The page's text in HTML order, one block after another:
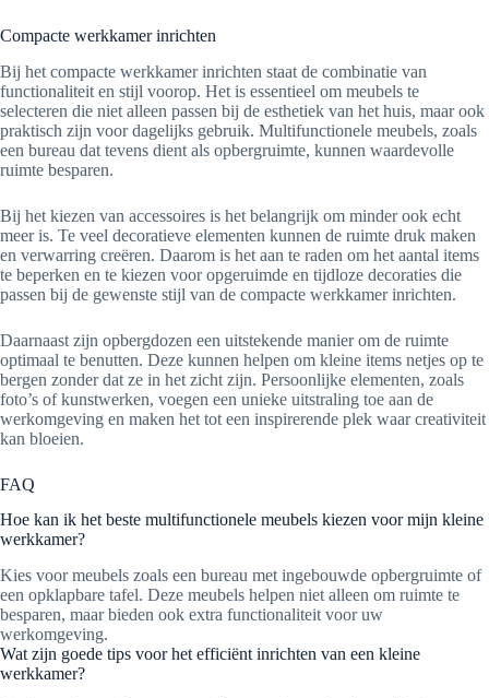
Compacte werkkamer inrichten
Bij het compacte werkkamer inrichten staat de combinatie van
functionaliteit en stijl voorop. Het is essentieel om meubels te
selecteren die niet alleen passen bij de esthetiek van het huis, maar ook
praktisch zijn voor dagelijks gebruik. Multifunctionele meubels, zoals
een bureau dat tevens dient als opbergruimte, kunnen waardevolle
ruimte besparen.
Bij het kiezen van accessoires is het belangrijk om minder ook echt
meer is. Te veel decoratieve elementen kunnen de ruimte druk maken
en verwarring creëren. Daarom is het aan te raden om het aantal items
te beperken en te kiezen voor opgeruimde en tijdloze decoraties die
passen bij de gewenste stijl van de compacte werkkamer inrichten.
Daarnaast zijn opbergdozen een uitstekende manier om de ruimte
optimaal te benutten. Deze kunnen helpen om kleine items netjes op te
bergen zonder dat ze in het zicht zijn. Persoonlijke elementen, zoals
foto’s of kunstwerken, voegen een unieke uitstraling toe aan de
werkomgeving en maken het tot een inspirerende plek waar creativiteit
kan bloeien.
FAQ
Hoe kan ik het beste multifunctionele meubels kiezen voor mijn kleine
werkkamer?
Kies voor meubels zoals een bureau met ingebouwde opbergruimte of
een opklapbare tafel. Deze meubels helpen niet alleen om ruimte te
besparen, maar bieden ook extra functionaliteit voor uw
werkomgeving.
Wat zijn goede tips voor het efficiënt inrichten van een kleine
werkkamer?